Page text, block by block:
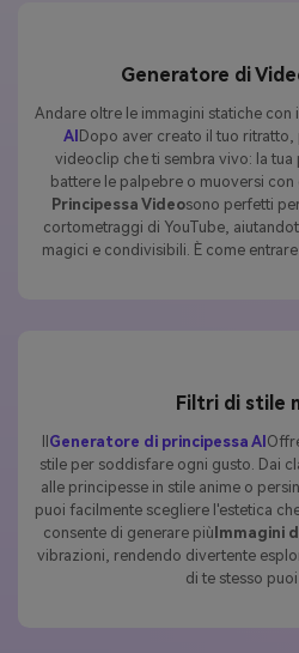
Generatore di
Andare oltre le immagini statiche con il
AI Dopo aver creato il tuo
videoclip che ti sembra vivo: la
battere le palpebre o muoversi
Principessa Videosono perfetti
cortometraggi di YouTube,
magici e condivisibili. È come
Filtri di stile
IlGeneratore di principessa AI
stile per soddisfare ogni gusto. Dai
alle principesse in stile anime o
puoi facilmente scegliere l'estetica
consente di generare piùImmagini
vibrazioni, rendendo divertente
di te stesso